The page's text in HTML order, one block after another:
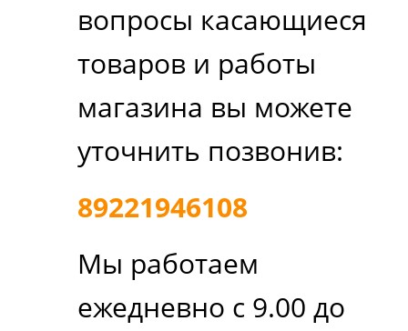
вопросы касающиеся
товаров и работы
магазина вы можете
уточнить позвонив:
89221946108
Мы работаем
ежедневно с 9.00 до